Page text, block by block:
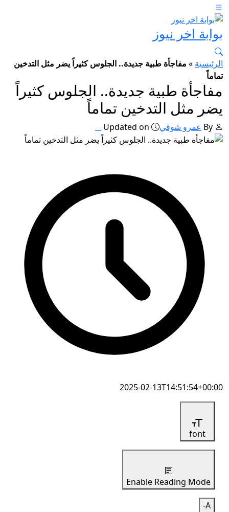
بوابة اخر نيوز
الرئيسية » مفاجأة طبية جديدة.. الجلوس كثيراً يضر مثل التدخين
تماماً
مفاجأة طبية جديدة.. الجلوس كثيراً
يضر مثل التدخين تماماً
By عمرو شوقي Updated on
2025-02-13T14:51:54+00:00
font
Enable Reading Mode
A-